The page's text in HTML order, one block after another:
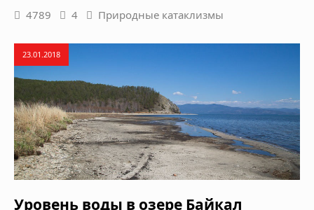
4789 4 Природные катаклизмы
23.01.2018
Уровень воды в озере Байкал